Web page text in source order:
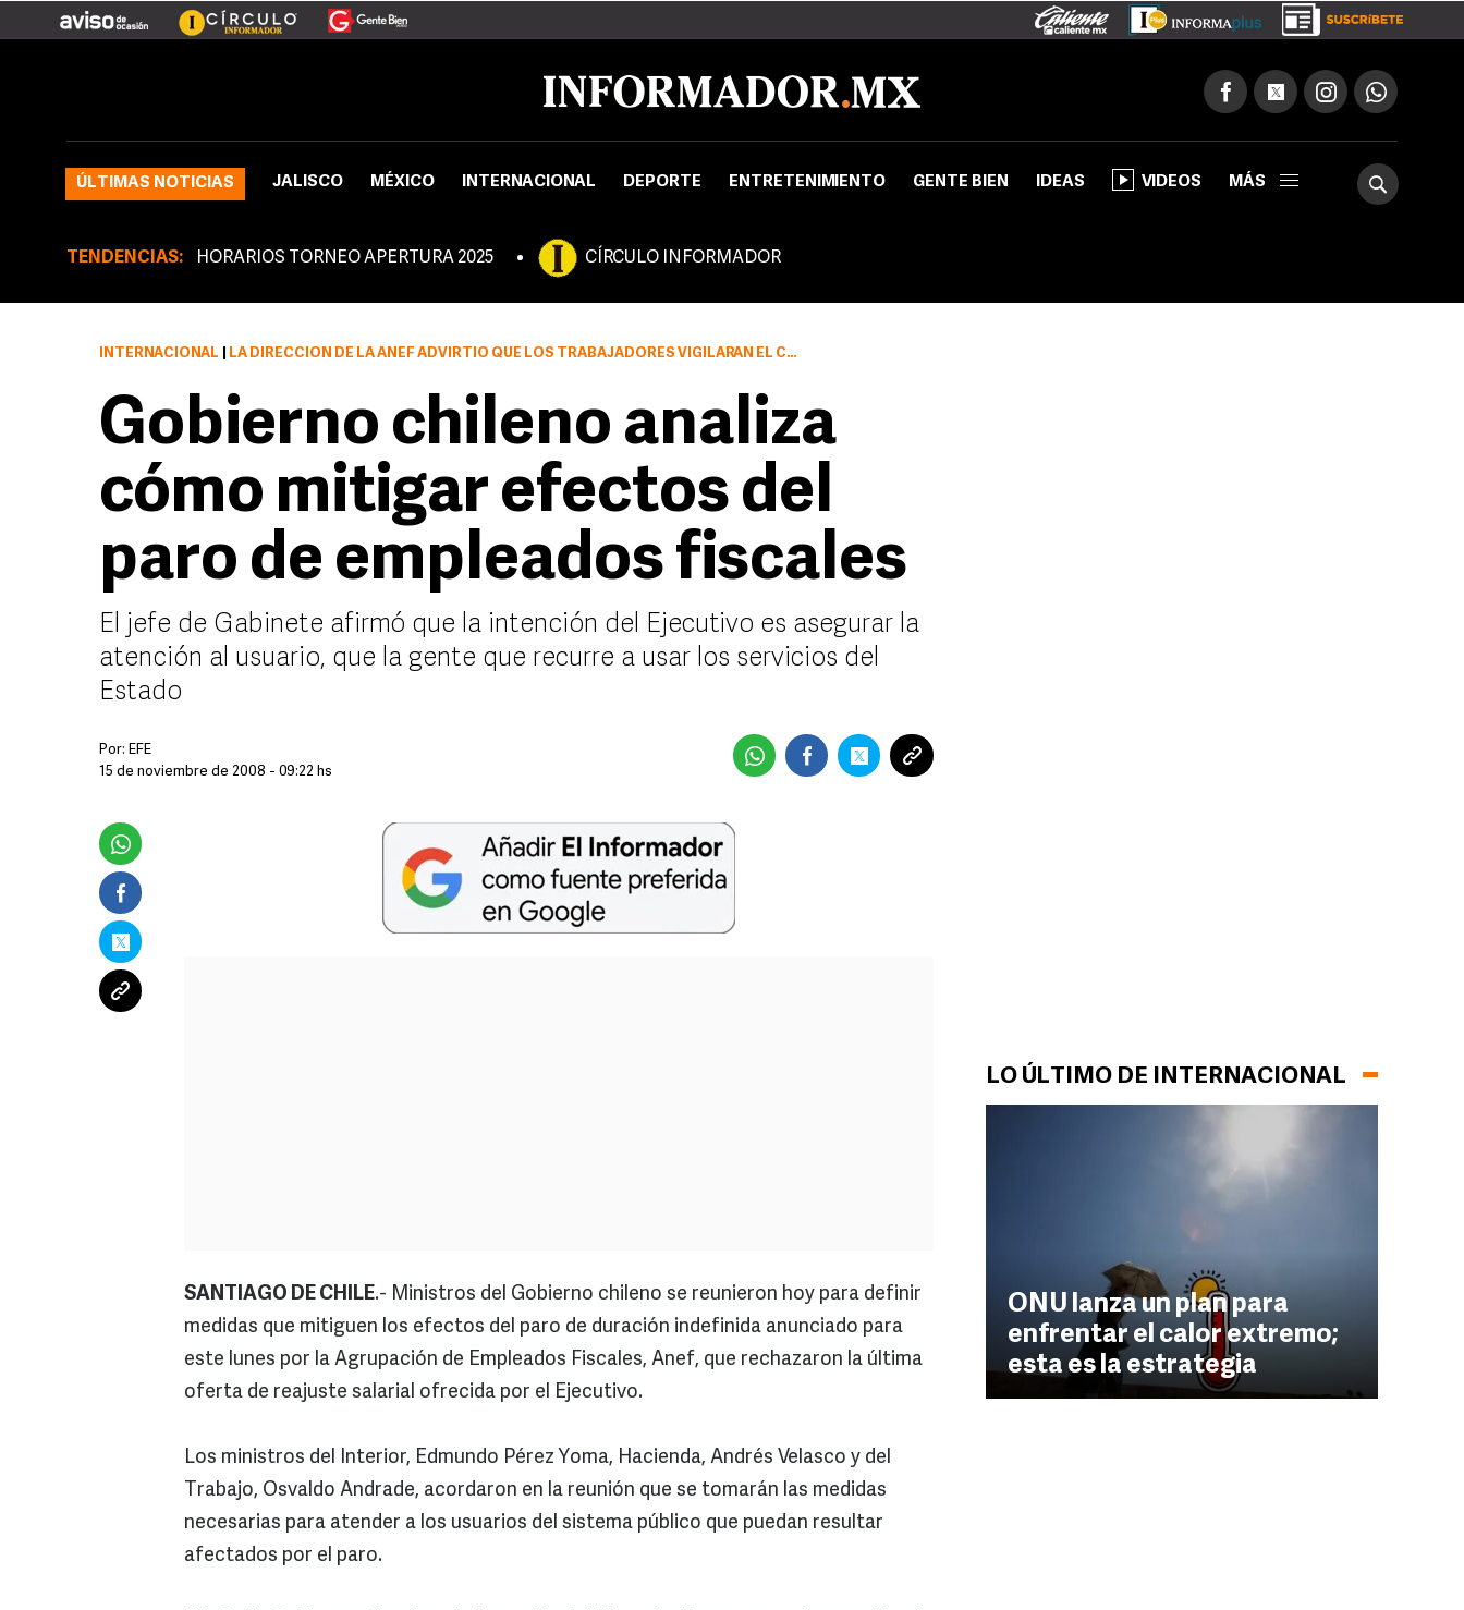
ÚLTIMAS NOTICIAS JALISCO MÉXICO INTERNACIONAL DEPORTE ENTRETENIMIENTO GENTE BIEN IDEAS VIDEOS MÁS
TENDENCIAS: HORARIOS TORNEO APERTURA 2025 CÍRCULO INFORMADOR
LO ÚLTIMO DE INTERNACIONAL
ONU lanza un plan para
enfrentar el calor extremo;
esta es la estrategia
INTERNACIONAL LA DIRECCIÓN DE LA ANEF ADVIRTIÓ QUE LOS TRABAJADORES VIGILARÁN EL COMPORTAMIENTO DE LOS PARLAMENTARIOS
Gobierno chileno analiza
cómo mitigar efectos del
paro de empleados fiscales
El jefe de Gabinete afirmó que la intención del Ejecutivo es asegurar la
atención al usuario, que la gente que recurre a usar los servicios del
Estado
Por: EFE
15 de noviembre de 2008 - 09:22 hs
SANTIAGO DE CHILE.- Ministros del Gobierno chileno se reunieron hoy para definir
medidas que mitiguen los efectos del paro de duración indefinida anunciado para
este lunes por la Agrupación de Empleados Fiscales, Anef, que rechazaron la última
oferta de reajuste salarial ofrecida por el Ejecutivo.
Los ministros del Interior, Edmundo Pérez Yoma, Hacienda, Andrés Velasco y del
Trabajo, Osvaldo Andrade, acordaron en la reunión que se tomarán las medidas
necesarias para atender a los usuarios del sistema público que puedan resultar
afectados por el paro.